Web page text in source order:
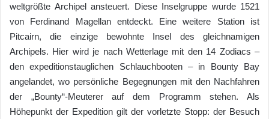
weltgrößte Archipel ansteuert. Diese Inselgruppe wurde 1521
von Ferdinand Magellan entdeckt. Eine weitere Station ist
Pitcairn, die einzige bewohnte Insel des gleichnamigen
Archipels. Hier wird je nach Wetterlage mit den 14 Zodiacs –
den expeditionstauglichen Schlauchbooten – in Bounty Bay
angelandet, wo persönliche Begegnungen mit den Nachfahren
der „Bounty“-Meuterer auf dem Programm stehen. Als
Höhepunkt der Expedition gilt der vorletzte Stopp: der Besuch